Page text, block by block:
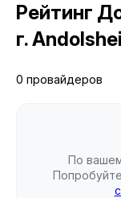
Рейтинг
г.
0 провайдеров
По